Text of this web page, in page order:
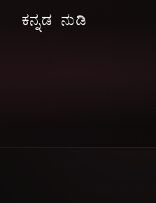
ಕನ್ನಡ ನುಡಿ